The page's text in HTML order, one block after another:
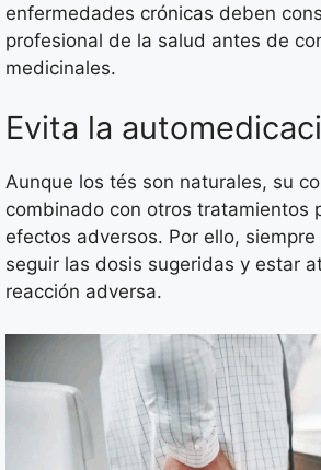
enfermedades crónicas deben
profesional de la salud antes de
medicinales.
Evita la
Aunque los tés son naturales, su
combinado con otros tratamientos
efectos adversos. Por ello,
seguir las dosis sugeridas y estar
reacción adversa.